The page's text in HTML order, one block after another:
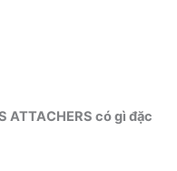
ATTACHERS có gì đặc